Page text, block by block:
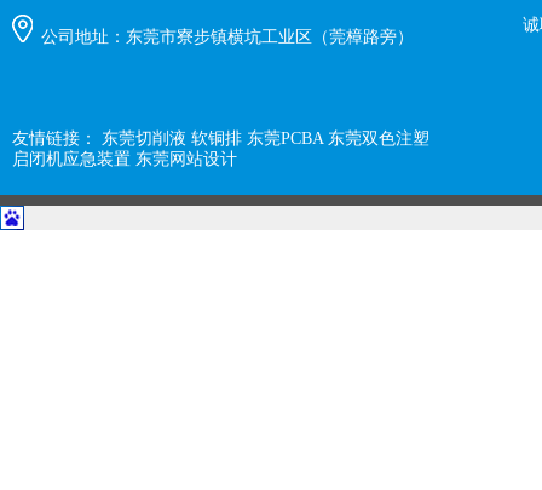
公司地址：东莞市寮步镇横坑工业区（莞樟路旁）
友情链接： 东莞切削液 软铜排 东莞PCBA 东莞双色注塑
启闭机应急装置 东莞网站设计